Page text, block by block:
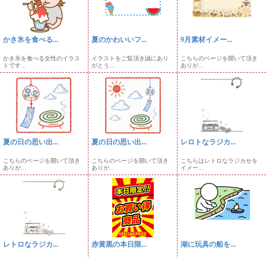
かき氷を食べる...
かき氷を食べる女性のイラス
トです...
夏のかわいいフ...
イラストをご覧頂き誠にあり
がとう...
9月素材イメー...
こちらのページを開いて頂き
ありが...
夏の日の思い出...
こちらのページを開いて頂き
ありが...
夏の日の思い出...
こちらのページを開いて頂き
ありが...
レロトなラジカ...
こちらはレトロなラジカセを
イメー...
レトロなラジカ... 赤黄黒の本日限... 湖に玩具の船を...